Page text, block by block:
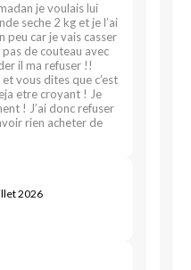
je voulais lui
seche 2 kg et je l’ai
peu car je vais casser
pas de couteau avec
il ma refuser !!
vous dites que c’est
etre croyant ! Je
! J’ai donc refuser
rien acheter de
2026